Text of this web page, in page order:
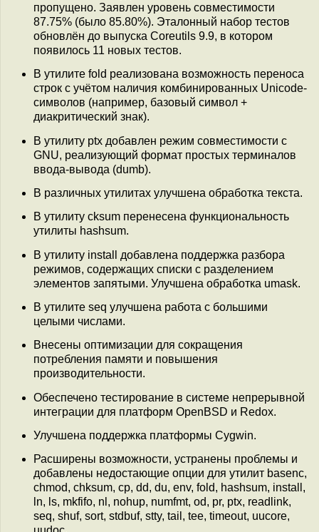
пропущено. Заявлен уровень совместимости
87.75% (было 85.80%). Эталонный набор тестов
обновлён до выпуска Coreutils 9.9, в котором
появилось 11 новых тестов.
В утилите fold реализована возможность переноса
строк с учётом наличия комбинированных Unicode-
символов (например, базовый символ +
диакритический знак).
В утилиту ptx добавлен режим совместимости с
GNU, реализующий формат простых терминалов
ввода-вывода (dumb).
В различных утилитах улучшена обработка текста.
В утилиту cksum перенесена функциональность
утилиты hashsum.
В утилиту install добавлена поддержка разбора
режимов, содержащих списки с разделением
элементов запятыми. Улучшена обработка umask.
В утилите seq улучшена работа с большими
целыми числами.
Внесены оптимизации для сокращения
потребления памяти и повышения
производительности.
Обеспечено тестирование в системе непрерывной
интеграции для платформ OpenBSD и Redox.
Улучшена поддержка платформы Cygwin.
Расширены возможности, устранены проблемы и
добавлены недостающие опции для утилит basenc,
chmod, chksum, cp, dd, du, env, fold, hashsum, install,
ln, ls, mkfifo, nl, nohup, numfmt, od, pr, ptx, readlink,
seq, shuf, sort, stdbuf, stty, tail, tee, timeout, uucore,